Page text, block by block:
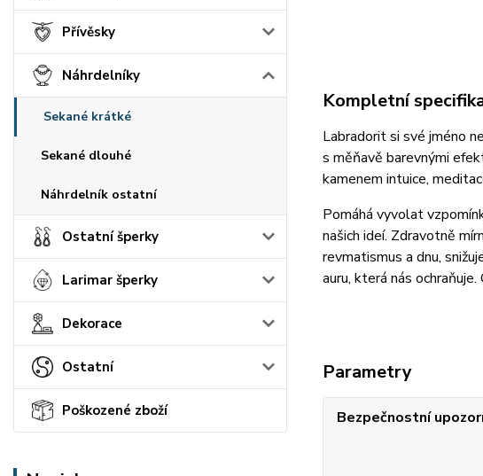
Přívěsky
Náhrdelníky
Sekané krátké
Sekané dlouhé
Náhrdelník ostatní
Ostatní šperky
Larimar šperky
Dekorace
Ostatní
Poškozené zboží
Kompletní
Labradorit si své jméno
s měňavě barevnými
kamenem intuice,
Pomáhá vyvolat
našich ideí. Zdravotně
revmatismus a dnu,
auru, která nás
Parametry
Bezpečnostní